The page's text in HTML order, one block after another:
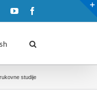
YouTube
studije